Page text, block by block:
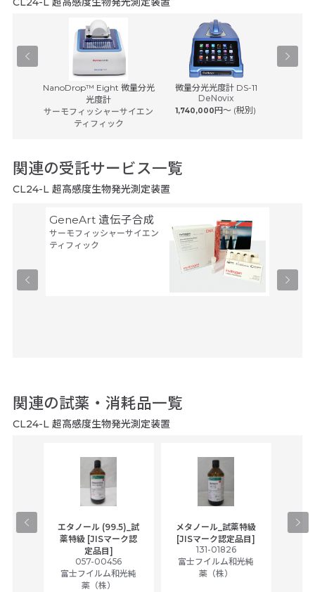
NanoDrop™ Eight 微量分光
光度計
サーモフィッシャーサイエン
ティフィック
微量分光光度計 DS-11
DeNovix
1,740,000円〜 (税別)
関連の受託サービス一覧
CL24-L 超高感度生物発光測定装置
GeneArt 遺伝子合成
サーモフィッシャーサイエン
ティフィック
関連の試薬・消耗品一覧
CL24-L 超高感度生物発光測定装置
エタノール (99.5)_試
薬特級 [JISマーク認
定品目]
057-00456
富士フイルム和光純
薬（株）
メタノール_試薬特級
[JISマーク認定品目]
131-01826
富士フイルム和光純
薬（株）
ア